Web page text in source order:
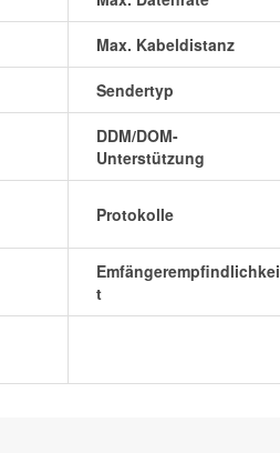
Max. Kabeldistanz
Sendertyp
DDM/DOM-
Unterstützung
Protokolle
Emfängerempfindlichkei
t